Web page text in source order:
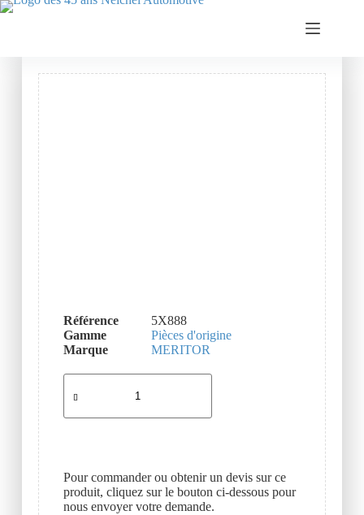
Référence
5X888
Gamme
Pièces d'origine
Marque
MERITOR
Pour commander ou obtenir un devis sur ce
produit, cliquez sur le bouton ci-dessous pour
nous envoyer votre demande.